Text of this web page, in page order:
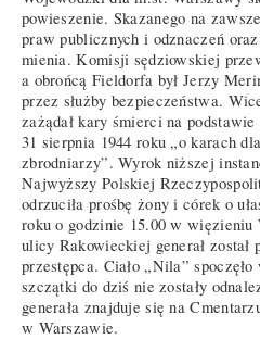
powieszenie. Skazanego na
praw publicznych i odznaczeń
mienia. Komisji sędziowskiej
a obrońcą Fieldorfa był Jerzy
przez służby bezpieczeństwa.
zażądał kary śmierci na
31 sierpnia 1944 roku „o karach
zbrodniarzy”. Wyrok niższej
Najwyższy Polskiej
odrzuciła prośbę żony i córek o
roku o godzinie 15.00 w
ulicy Rakowieckiej generał
przestępca. Ciało „Nila”
szczątki do dziś nie zostały
generała znajduje się na
w Warszawie.